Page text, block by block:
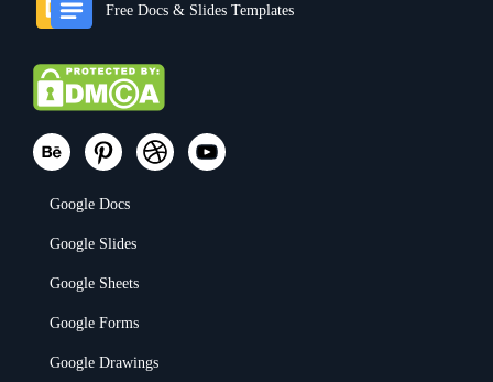
Free Docs & Slides Templates
Google Docs
Google Slides
Google Sheets
Google Forms
Google Drawings